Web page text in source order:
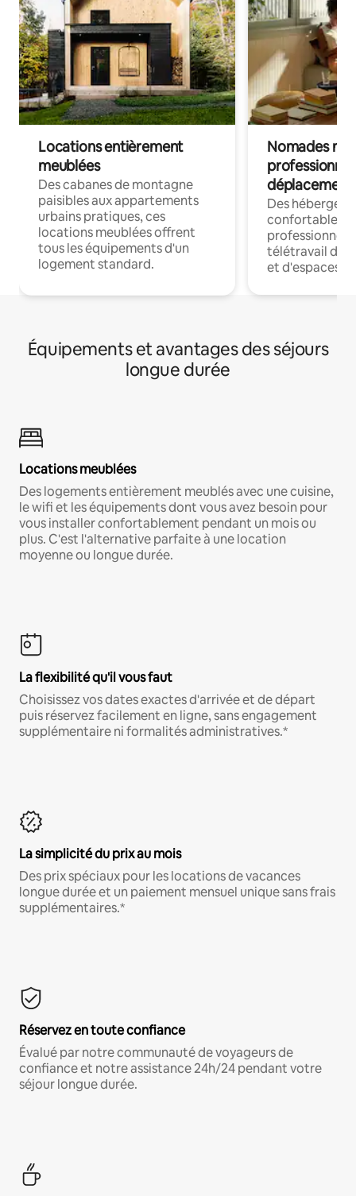
Locations entièrement
meublées
Des cabanes de montagne
paisibles aux appartements
urbains pratiques, ces
locations meublées offrent
tous les équipements d'un
logement standard.
Nomades
déplacement
Des
confortables
professionnels
télétravail
et d'espaces
Équipements et avantages des séjours
longue durée
Locations meublées
Des logements entièrement meublés avec une cuisine,
le wifi et les équipements dont vous avez besoin pour
vous installer confortablement pendant un mois ou
plus. C'est l'alternative parfaite à une location
moyenne ou longue durée.
La flexibilité qu'il vous faut
Choisissez vos dates exactes d'arrivée et de départ
puis réservez facilement en ligne, sans engagement
supplémentaire ni formalités administratives.*
La simplicité du prix au mois
Des prix spéciaux pour les locations de vacances
longue durée et un paiement mensuel unique sans frais
supplémentaires.*
Réservez en toute confiance
Évalué par notre communauté de voyageurs de
confiance et notre assistance 24h/24 pendant votre
séjour longue durée.